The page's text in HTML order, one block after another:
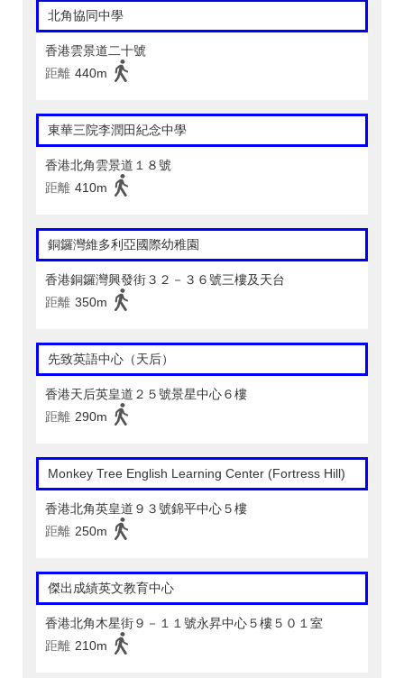
北角協同中學
香港雲景道二十號
距離 440m
東華三院李潤田紀念中學
香港北角雲景道１８號
距離 410m
銅鑼灣維多利亞國際幼稚園
香港銅鑼灣興發街３２－３６號三樓及天台
距離 350m
先致英語中心（天后）
香港天后英皇道２５號景星中心６樓
距離 290m
Monkey Tree English Learning Center (Fortress Hill)
香港北角英皇道９３號錦平中心５樓
距離 250m
傑出成績英文教育中心
香港北角木星街９－１１號永昇中心５樓５０１室
距離 210m